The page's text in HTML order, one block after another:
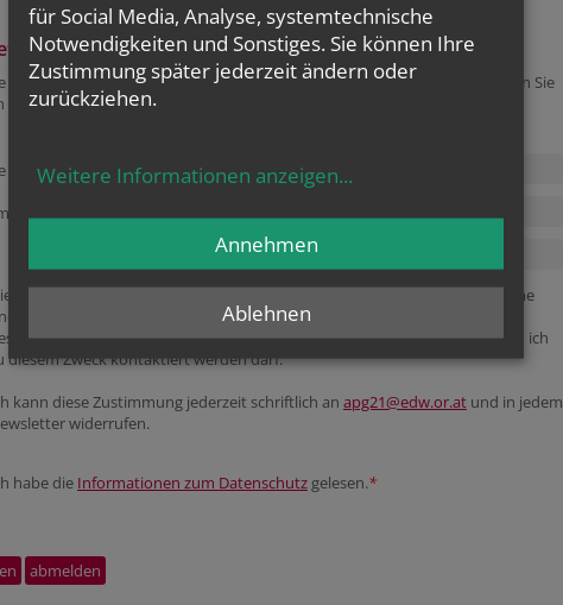
regelmäßig über den Diözesanprozess informiert werden wollen, bestellen Sie
APG-Newsletter:
stimme ich zu, dass meine personenbezogenen Daten, nämlich Name
E-Mailadresse für den Newsletterversand
Diözesanen Entwicklungsprozess APG2.1 verarbeitet werden dürfen und ich
diesem Zweck kontaktiert werden darf.
kann diese Zustimmung jederzeit schriftlich an apg21@edw.or.at und in jedem
widerrufen.
habe die Informationen zum Datenschutz gelesen.*
für Social Media, Analyse, systemtechnische
Notwendigkeiten und Sonstiges. Sie können Ihre
Zustimmung später jederzeit ändern oder
zurückziehen.
Weitere Informationen anzeigen...
Ablehnen
Annehmen